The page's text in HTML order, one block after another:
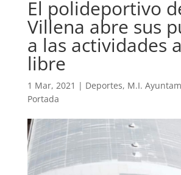
El polideportivo
Villena abre sus
a las actividades
libre
1 Mar, 2021 | Deportes, M.I.
Portada